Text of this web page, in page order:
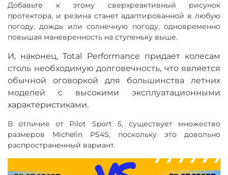
Добавьте к этому сверхреактивный рисунок
протектора, и резина станет адаптированной в любую
погоду, дождь или солнечную погоду, одновременно
повышая маневренность на ступеньку выше.
И, наконец, Total Performance придает колесам
столь необходимую долговечность, что является
обычной оговоркой для большинства летних
моделей с высокими эксплуатационными
характеристиками.
В отличие от Pilot Sport 5, существует множество
размеров Michelin PS4S, поскольку это довольно
распространенный вариант.